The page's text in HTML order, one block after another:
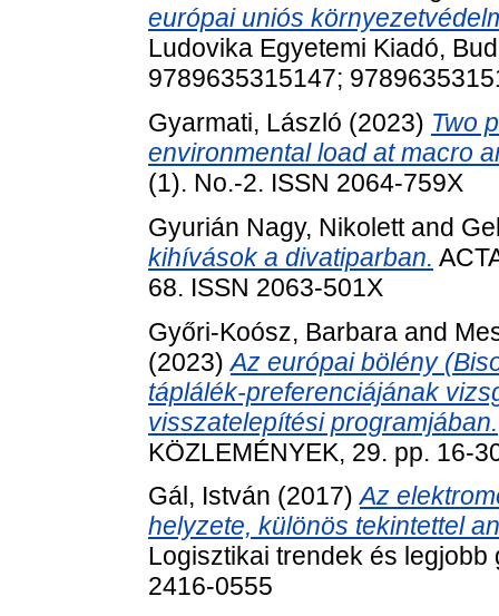
európai uniós
Ludovika Egyetemi Kiadó,
9789635315147;
Gyarmati, László (2023) Two
environmental load at macro
(1). No.-2. ISSN 2064-759X
Gyurián Nagy, Nikolettand
kihívások a divatiparban.
68. ISSN 2063-501X
Győri-Koósz, Barbara and
(2023)Az európai bölény
táplálék-preferenciájának
visszatelepítési programjában.
KÖZLEMÉNYEK, 29. pp. 16-
Gál, István (2017)Az
helyzete, különös tekintettel
Logisztikai trendek és
2416-0555